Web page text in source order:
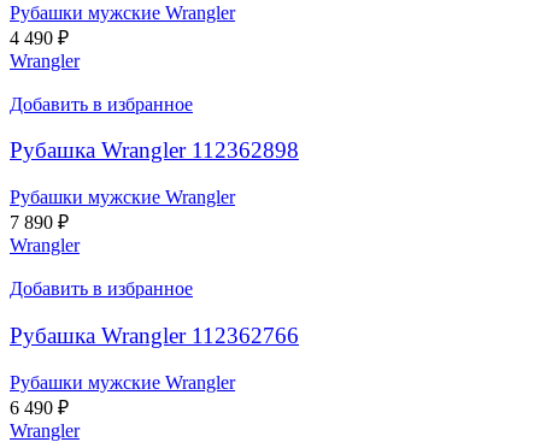
Рубашки мужские Wrangler
4 490 ₽
Wrangler
Добавить в избранное
Рубашка Wrangler 112362898
Рубашки мужские Wrangler
7 890 ₽
Wrangler
Добавить в избранное
Рубашка Wrangler 112362766
Рубашки мужские Wrangler
6 490 ₽
Wrangler